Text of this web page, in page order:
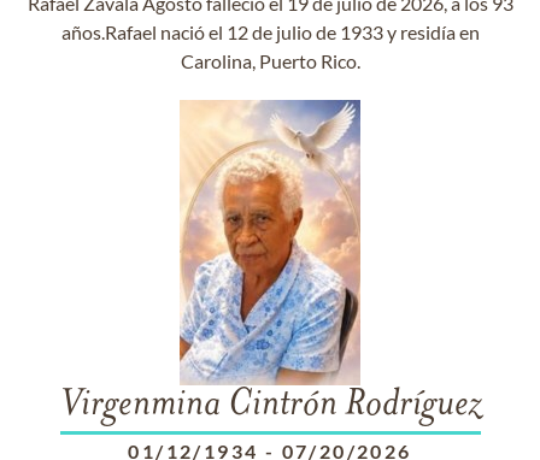
años.Rafael nació el 12 de julio de 1933 y residía en
Carolina, Puerto Rico.
Virgenmina Cintrón Rodríguez
01/12/1934 - 07/20/2026